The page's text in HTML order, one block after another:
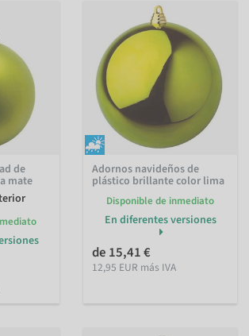
de
mate
Adornos navideños de
plástico brillante color lima
Disponible de inmediato
En diferentes versiones
de 15,41 €
12,95 EUR más IVA